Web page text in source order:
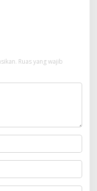
Ruas yang wajib